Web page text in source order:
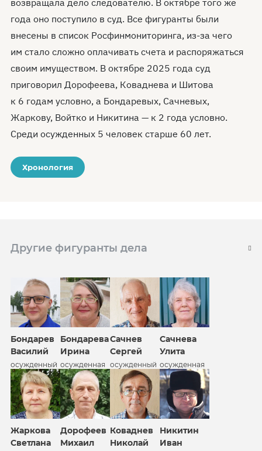
возвращала дело следователю. В октябре того же
года оно поступило в суд. Все фигуранты были
внесены в список Росфинмониторинга, из-за чего
им стало сложно оплачивать счета и распоряжаться
своим имуществом. В октябре 2025 года суд
приговорил Дорофеева, Коваднева и Шитова
к 6 годам условно, а Бондаревых, Сачневых,
Жаркову, Войтко и Никитина — к 2 года условно.
Среди осужденных 5 человек старше 60 лет.
Хронология
Другие фигуранты дела
Бондарев
Василий
осужденный
Бондарева
Ирина
осужденная
Сачнев
Сергей
осужденный
Сачнева
Улита
осужденная
Жаркова
Светлана
Дорофеев
Михаил
Коваднев
Николай
Никитин
Иван